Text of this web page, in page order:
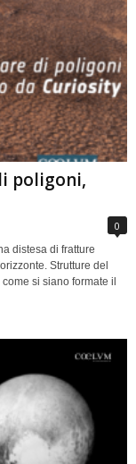
poligoni,
0
distesa di fratture
Strutture del
si siano formate il